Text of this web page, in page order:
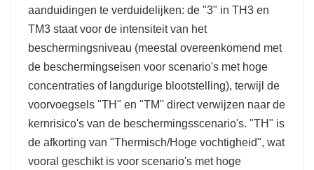
aanduidingen te verduidelijken: de "3" in TH3 en
TM3 staat voor de intensiteit van het
beschermingsniveau (meestal overeenkomend met
de beschermingseisen voor scenario's met hoge
concentraties of langdurige blootstelling), terwijl de
voorvoegsels "TH" en "TM" direct verwijzen naar de
kernrisico's van de beschermingsscenario's. "TH" is
de afkorting van "Thermisch/Hoge vochtigheid", wat
vooral geschikt is voor scenario's met hoge